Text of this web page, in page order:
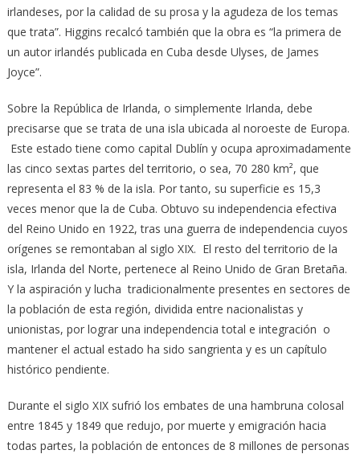
irlandeses, por la calidad de su prosa y la agudeza de los temas
que trata”. Higgins recalcó también que la obra es “la primera de
un autor irlandés publicada en Cuba desde Ulyses, de James
Joyce”.
Sobre la República de Irlanda, o simplemente Irlanda, debe
precisarse que se trata de una isla ubicada al noroeste de Europa.
Este estado tiene como capital Dublín y ocupa aproximadamente
las cinco sextas partes del territorio, o sea, 70 280 km², que
representa el 83 % de la isla. Por tanto, su superficie es 15,3
veces menor que la de Cuba. Obtuvo su independencia efectiva
del Reino Unido en 1922, tras una guerra de independencia cuyos
orígenes se remontaban al siglo XIX. El resto del territorio de la
isla, Irlanda del Norte, pertenece al Reino Unido de Gran Bretaña.
Y la aspiración y lucha tradicionalmente presentes en sectores de
la población de esta región, dividida entre nacionalistas y
unionistas, por lograr una independencia total e integración o
mantener el actual estado ha sido sangrienta y es un capítulo
histórico pendiente.
Durante el siglo XIX sufrió los embates de una hambruna colosal
entre 1845 y 1849 que redujo, por muerte y emigración hacia
todas partes, la población de entonces de 8 millones de personas